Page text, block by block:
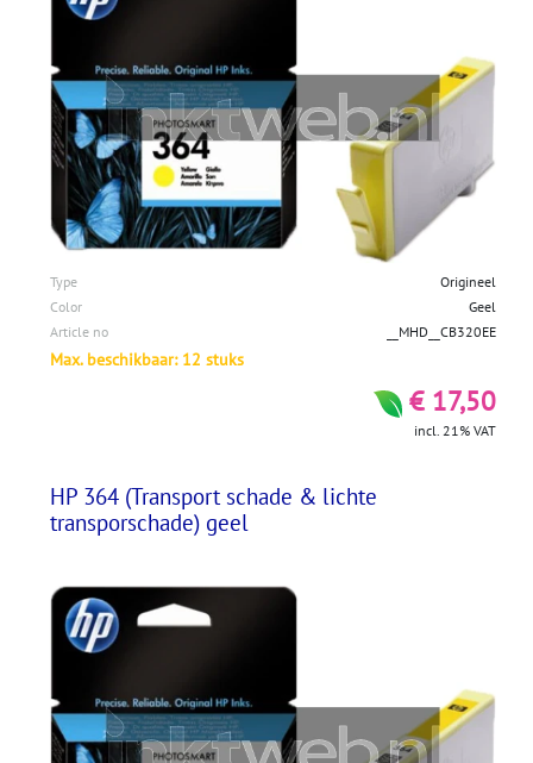
Type
Origineel
Color
Geel
Article no
__MHD__CB320EE
Max. beschikbaar: 12 stuks
€ 17,50
incl. 21% VAT
HP 364 (Transport schade & lichte
transporschade) geel